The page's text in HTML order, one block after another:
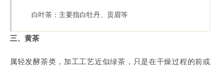
白叶茶：主要指白牡丹、贡眉等
三、黄茶
属轻发酵茶类，加工工艺近似绿茶，只是在干燥过程的前或